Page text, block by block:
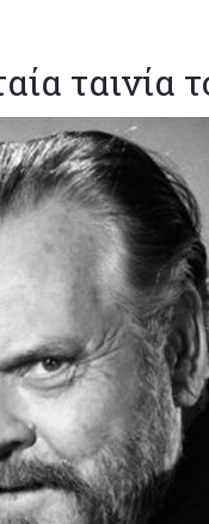
ταινία